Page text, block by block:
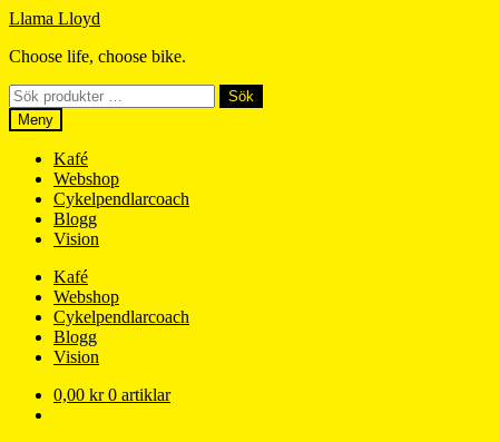
Hoppa
navigering
Hoppa
innehåll
Llama Lloyd
Choose life, choose bike.
Sök
efter:
Sök
Meny
Kafé
Webshop
Cykelpendlarcoach
Blogg
Vision
Kafé
Webshop
Cykelpendlarcoach
Blogg
Vision
0,00 kr 0 artiklar